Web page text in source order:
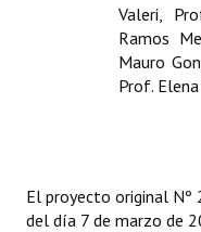
Valeri,
Ramos
Mauro
Prof.
El proyecto original Nº
del día 7 de marzo de